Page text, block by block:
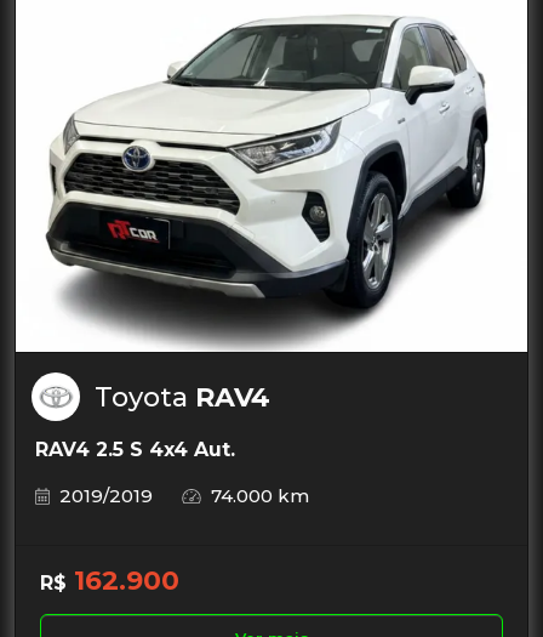
Toyota RAV4
RAV4 2.5 S 4x4 Aut.
2019/2019
74.000 km
R$ 162.900